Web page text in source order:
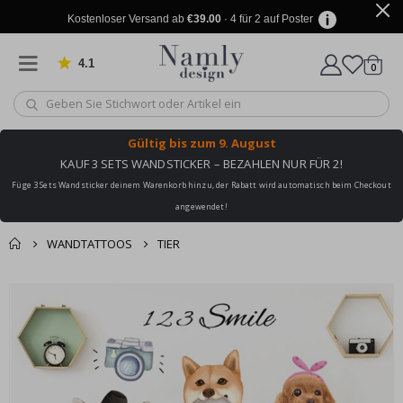
Kostenloser Versand ab €39.00· 4 für 2 auf Poster
4.1 von 1029 Bewertungen
Wagen
0
Gültig bis zum 9. August
KAUF 3 SETS WANDSTICKER – BEZAHLEN NUR FÜR 2!
Füge 3 Sets Wandsticker deinem Warenkorb hinzu, der Rabatt wird automatisch beim Checkout
angewendet!
WANDTATTOOS TIER
darunter leiden ✔
Zur Kasse
Ende
der
Bildgalerie
springen